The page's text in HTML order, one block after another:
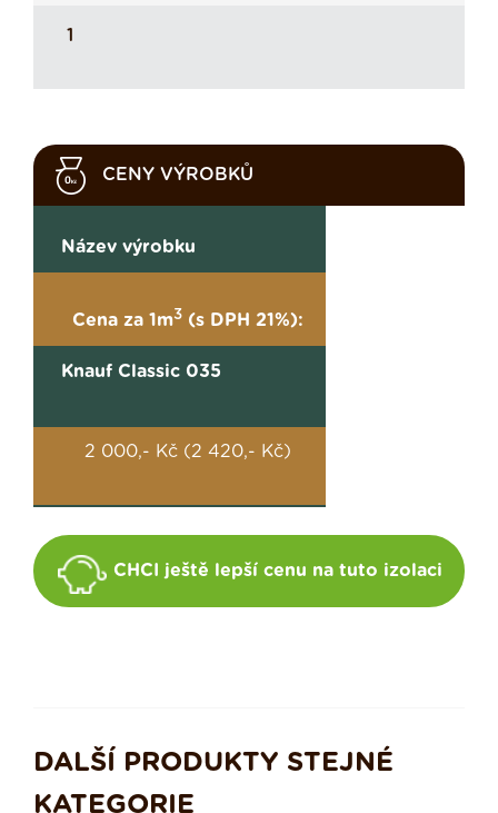
1
CENY VÝROBKŮ
Název výrobku
Cena za 1m3 (s DPH 21%):
Knauf Classic 035
2 000,- Kč (2 420,- Kč)
CHCI ještě lepší cenu na tuto izolaci
DALŠÍ PRODUKTY STEJNÉ
KATEGORIE